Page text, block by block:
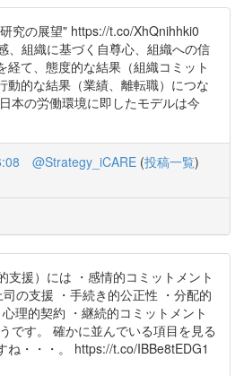
究の展望" https://t.co/XhQnihhki0
、組織に基づく自尊心、組織への信
経て、態度的な結果（組織コミット
動的な結果（業績、離転職）につな
本の労働環境に即したモデルは今
@Strategy_iCARE (投稿一覧)
支援）には ・感情的コミットメント
司の支援 ・手続き的公正性 ・分配的
理的契約 ・継続的コミットメント
です。 確かに並んでいる項目を見る
ね・・・。 https://t.co/IBBe8tEDG1